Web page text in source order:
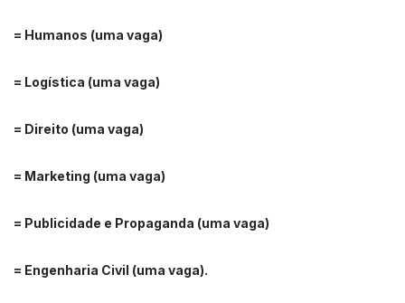
= Humanos (uma vaga)
= Logística (uma vaga)
= Direito (uma vaga)
= Marketing (uma vaga)
= Publicidade e Propaganda (uma vaga)
= Engenharia Civil (uma vaga).